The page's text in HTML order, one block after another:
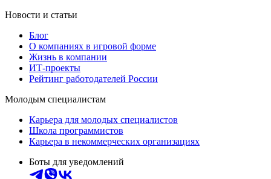
Новости и статьи
Блог
О компаниях в игровой форме
Жизнь в компании
ИТ-проекты
Рейтинг работодателей России
Молодым специалистам
Карьера для молодых специалистов
Школа программистов
Карьера в некоммерческих организациях
Боты для уведомлений